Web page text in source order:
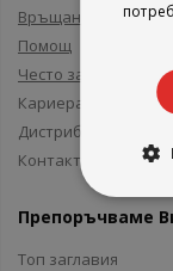
Връщане
Помощ
Често задавани
Кариера
Дистрибуция
Контакти
Препоръчваме
Топ заглавия